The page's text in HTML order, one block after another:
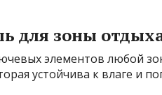
для зоны
элементов любой
устойчива к влаге и